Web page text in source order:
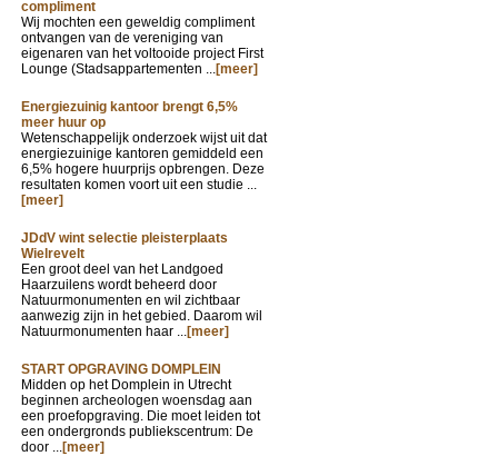
compliment
Wij mochten een geweldig compliment
ontvangen van de vereniging van
eigenaren van het voltooide project First
Lounge (Stadsappartementen ...[meer]
Energiezuinig kantoor brengt 6,5%
meer huur op
Wetenschappelijk onderzoek wijst uit dat
energiezuinige kantoren gemiddeld een
6,5% hogere huurprijs opbrengen. Deze
resultaten komen voort uit een studie ...
[meer]
JDdV wint selectie pleisterplaats
Wielrevelt
Een groot deel van het Landgoed
Haarzuilens wordt beheerd door
Natuurmonumenten en wil zichtbaar
aanwezig zijn in het gebied. Daarom wil
Natuurmonumenten haar ...[meer]
START OPGRAVING DOMPLEIN
Midden op het Domplein in Utrecht
beginnen archeologen woensdag aan
een proefopgraving. Die moet leiden tot
een ondergronds publiekscentrum: De
door ...[meer]